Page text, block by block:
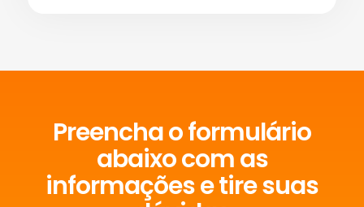
Preencha o formulário
abaixo com as
informações e tire suas